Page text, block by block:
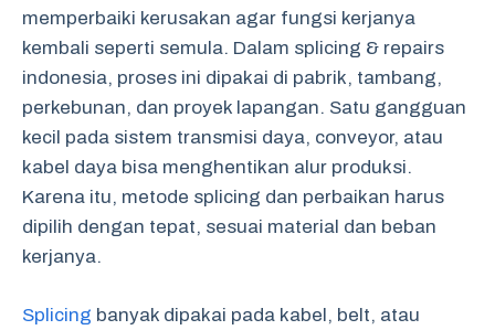
memperbaiki kerusakan agar fungsi kerjanya
kembali seperti semula. Dalam splicing & repairs
indonesia, proses ini dipakai di pabrik, tambang,
perkebunan, dan proyek lapangan. Satu gangguan
kecil pada sistem transmisi daya, conveyor, atau
kabel daya bisa menghentikan alur produksi.
Karena itu, metode splicing dan perbaikan harus
dipilih dengan tepat, sesuai material dan beban
kerjanya.
Splicing banyak dipakai pada kabel, belt, atau